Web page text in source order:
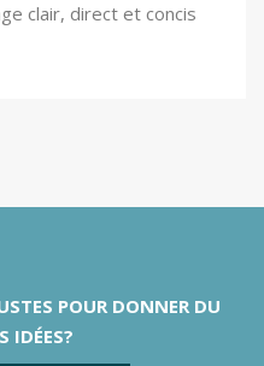
clair, direct et concis
POUR DONNER DU
IDÉES?